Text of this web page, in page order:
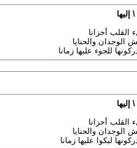
أحزانا
الوجدان والحنايا
للجوء عليها زمانا
أحزانا
الوجدان والحنايا
لبكوا عليها زمانا